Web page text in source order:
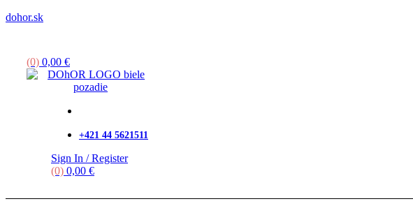
dohor.sk
Menu
(0) 0,00 €
+421 44 5621511
Sign In / Register
(0) 0,00 €